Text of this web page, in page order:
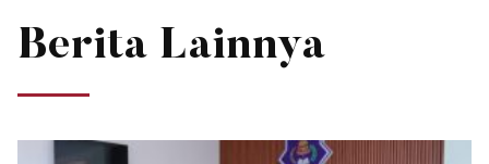
Berita Lainnya